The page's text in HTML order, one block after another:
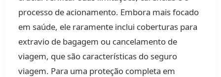
processo de acionamento. Embora mais focado
em saúde, ele raramente inclui coberturas para
extravio de bagagem ou cancelamento de
viagem, que são características do seguro
viagem. Para uma proteção completa em